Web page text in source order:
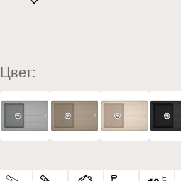
Цвет: